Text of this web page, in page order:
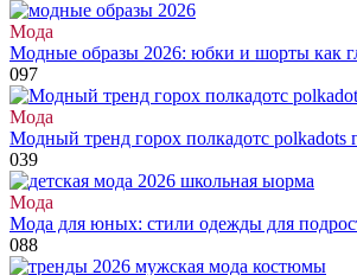
Мода
Модные образы 2026: юбки и шорты как
097
Мода
Модный тренд горох полкадотс polkadots
039
Мода
Мода для юных: стили одежды для
088